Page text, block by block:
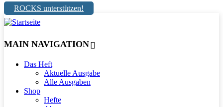
ROCKS unterstützen!
MAIN NAVIGATION
Das Heft
Aktuelle Ausgabe
Alle Ausgaben
Shop
Hefte